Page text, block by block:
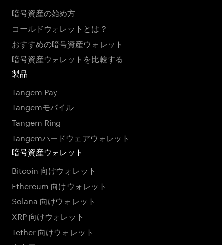
暗号資産の始め方
コールドウォレットとは？
おすすめの暗号資産ウォレット
暗号資産ウォレットを比較する
製品
Tangem Pay
Tangemモバイル
Tangem Ring
Tangemハードウェアウォレット
暗号資産ウォレット
Bitcoin 向けウォレット
Ethereum 向けウォレット
Solana 向けウォレット
XRP 向けウォレット
Tether 向けウォレット